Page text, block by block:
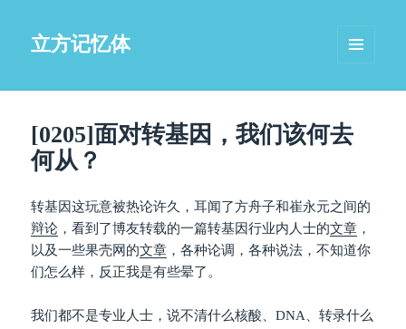
立方记忆体
[0205]面对转基因，我们该何去
何从？
转基因这玩意被热论许久，耳闻了方舟子和崔永元之间的
辩论 ，看到了博友转载的一篇转基因行业内人士的文章 ，
以及一些果壳网的文章 ，各种论调，各种说法，不知道你
们怎么样，反正我是有些晕了。
我们都不是专业人士，说不清什么核酸、DNA、转录什么